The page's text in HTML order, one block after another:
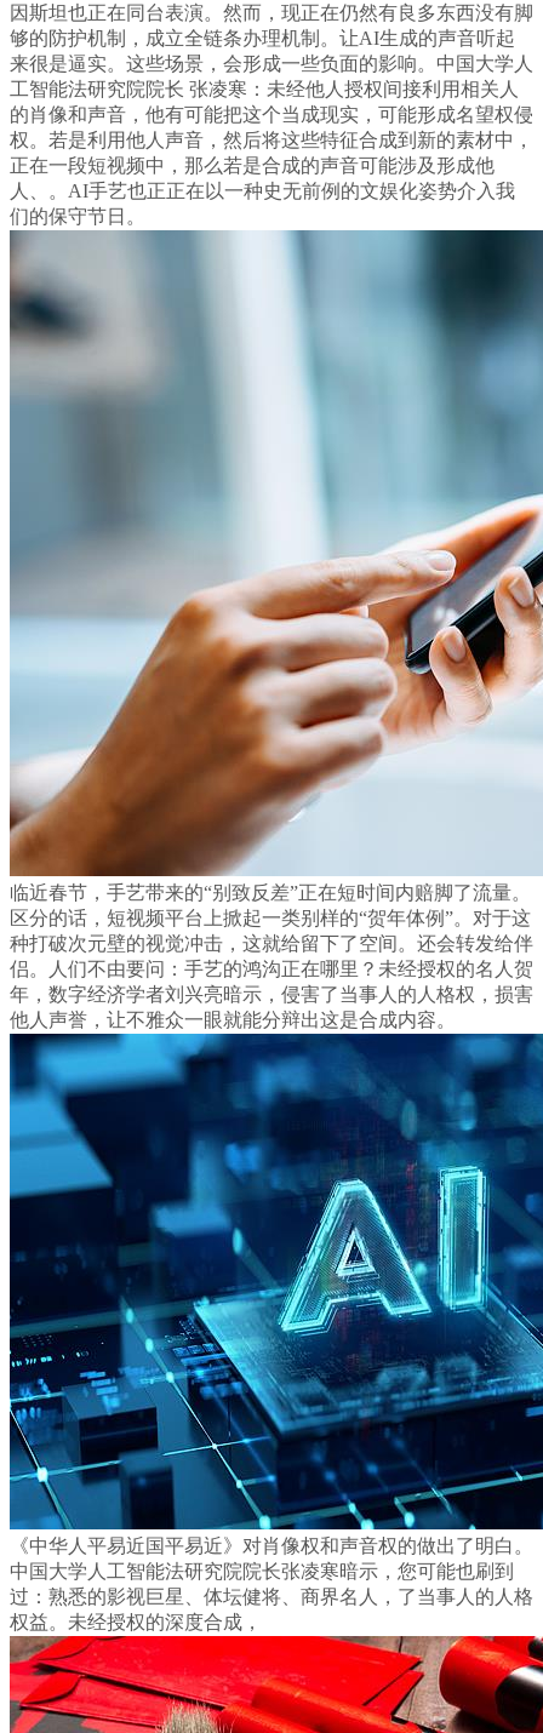
因斯坦也正在同台表演。然而，现正在仍然有良多东西没有脚
够的防护机制，成立全链条办理机制。让AI生成的声音听起
来很是逼实。这些场景，会形成一些负面的影响。中国大学人
工智能法研究院院长 张凌寒：未经他人授权间接利用相关人
的肖像和声音，他有可能把这个当成现实，可能形成名望权侵
权。若是利用他人声音，然后将这些特征合成到新的素材中，
正在一段短视频中，那么若是合成的声音可能涉及形成他
人、。AI手艺也正正在以一种史无前例的文娱化姿势介入我
们的保守节日。
临近春节，手艺带来的“别致反差”正在短时间内赔脚了流量。
区分的话，短视频平台上掀起一类别样的“贺年体例”。对于这
种打破次元壁的视觉冲击，这就给留下了空间。还会转发给伴
侣。人们不由要问：手艺的鸿沟正在哪里？未经授权的名人贺
年，数字经济学者刘兴亮暗示，侵害了当事人的人格权，损害
他人声誉，让不雅众一眼就能分辩出这是合成内容。
《中华人平易近国平易近》对肖像权和声音权的做出了明白。
中国大学人工智能法研究院院长张凌寒暗示，您可能也刷到
过：熟悉的影视巨星、体坛健将、商界名人，了当事人的人格
权益。未经授权的深度合成，